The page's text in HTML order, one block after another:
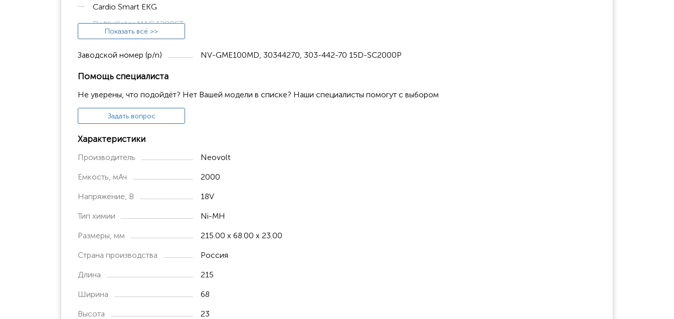
Cardio Smart EKG
Defibrillator MAC 1200ST
Mac 1000
Mac 1200
MAC1000
MAC1100
MAC1200
MAC1500
Marquette MAC1000
Marquette MAC1100
Marquette MAC1200
Marquette MAC1500
HELLIGE
Показать всё >>
Заводской номер (p/n) NV-GME100MD, 30344270, 303-442-70 15D-SC2000Р
Помощь специалиста
Не уверены, что подойдёт? Нет Вашей модели в списке? Наши специалисты помогут с выбором
Задать вопрос
Характеристики
Производитель Neovolt
Емкость, мАч 2000
Напряжение, В 18V
Тип химии Ni-MH
Размеры, мм 215.00 x 68.00 x 23.00
Страна производства Россия
Длина 215
Ширина 68
Высота 23